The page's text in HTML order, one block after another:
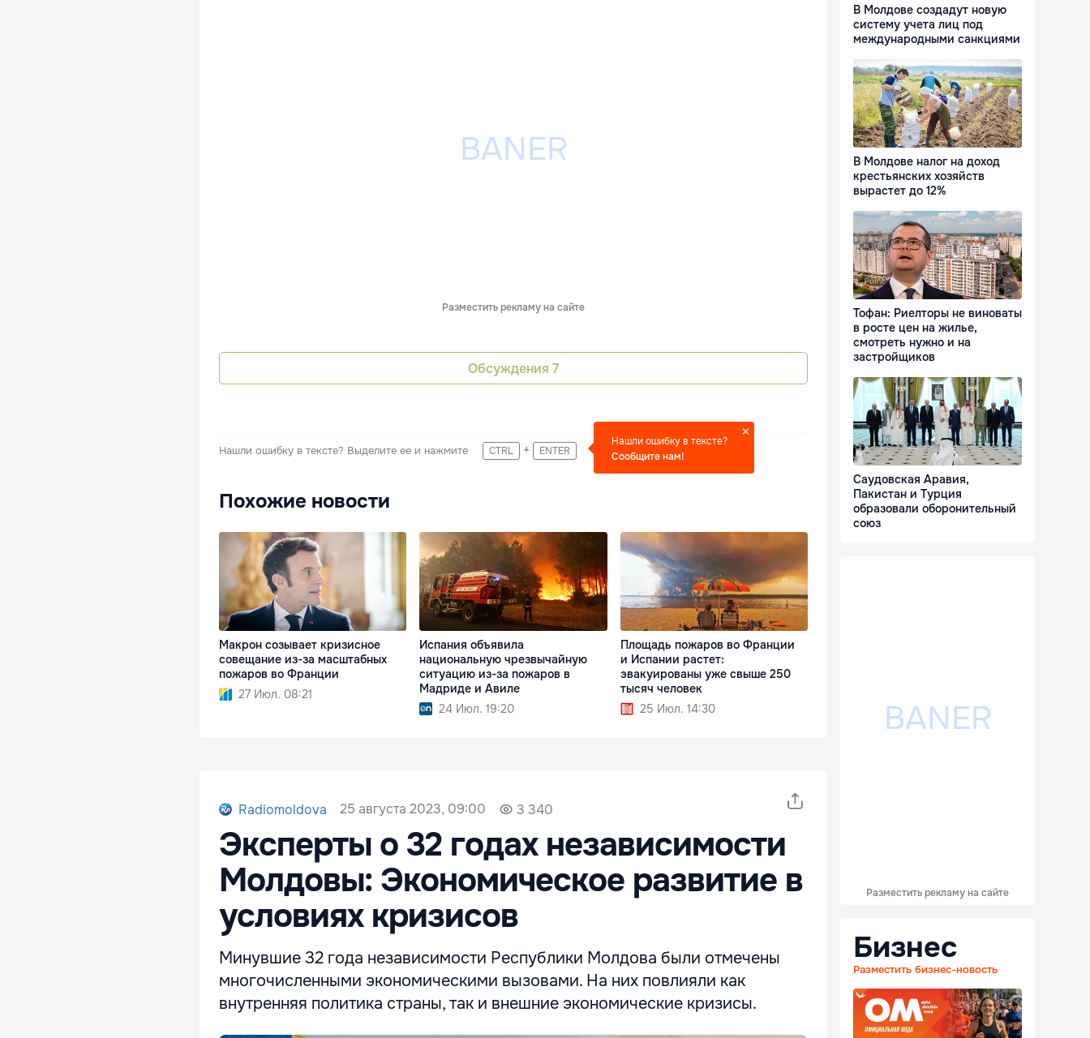
Разместить рекламу на сайте
Обсуждения 7
Нашли ошибку в тексте? Выделите ее и нажмите CTRL + ENTER
Нашли ошибку в тексте?
Сообщите нам!
Похожие новости
Макрон созывает кризисное
совещание из-за масштабных
пожаров во Франции
27 Июл. 08:21
Испания объявила
национальную чрезвычайную
ситуацию из-за пожаров в
Мадриде и Авиле
24 Июл. 19:20
Площадь пожаров во Франции
и Испании растет:
эвакуированы уже свыше 250
тысяч человек
25 Июл. 14:30
Radiomoldova 25 августа 2023, 09:00 3 340
Эксперты о 32 годах независимости
Молдовы: Экономическое развитие в
условиях кризисов
Минувшие 32 года независимости Республики Молдова были отмечены
многочисленными экономическими вызовами. На них повлияли как
внутренняя политика страны, так и внешние экономические кризисы.
В Молдове создадут новую
систему учета лиц под
международными санкциями
В Молдове налог на доход
крестьянских хозяйств
вырастет до 12%
Тофан: Риелторы не виноваты
в росте цен на жилье,
смотреть нужно и на
застройщиков
Саудовская Аравия,
Пакистан и Турция
образовали оборонительный
союз
Разместить рекламу на сайте
Бизнес
Разместить бизнес-новость